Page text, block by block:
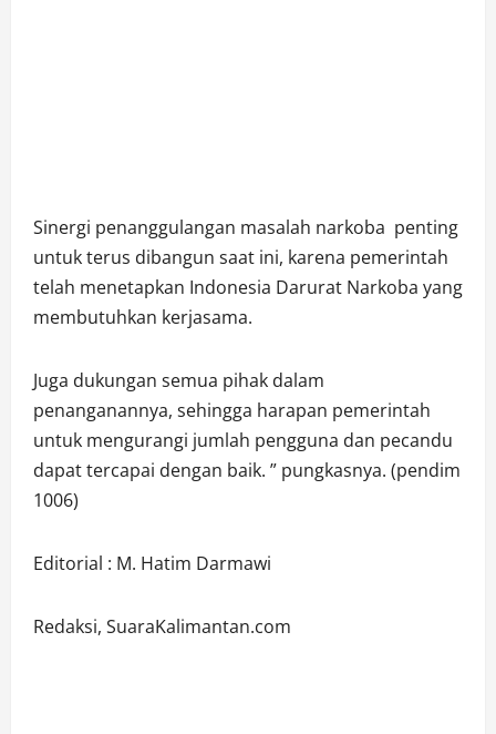
Sinergi penanggulangan masalah narkoba penting
untuk terus dibangun saat ini, karena pemerintah
telah menetapkan Indonesia Darurat Narkoba yang
membutuhkan kerjasama.
Juga dukungan semua pihak dalam
penanganannya, sehingga harapan pemerintah
untuk mengurangi jumlah pengguna dan pecandu
dapat tercapai dengan baik. ” pungkasnya. (pendim
1006)
Editorial : M. Hatim Darmawi
Redaksi, SuaraKalimantan.com